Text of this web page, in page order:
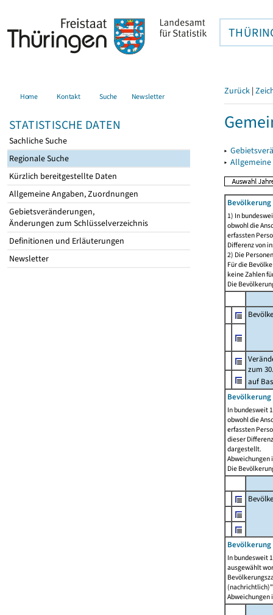
Home Kontakt Suche Newsletter
STATISTISCHE DATEN
Sachliche Suche
Regionale Suche
Kürzlich bereitgestellte Daten
Allgemeine Angaben, Zuordnungen
Gebietsveränderungen,
Änderungen zum Schlüsselverzeichnis
Definitionen und Erläuterungen
Newsletter
Zurück |
▸
▸
1) In
obwohl die
erfassten
Differenz von
2) Die
Für die
keine Zahlen
Die
zum
auf
Bevölkerung
In bundesweit
obwohl die
erfassten
dieser
dargestellt.
Abweichungen
Die
In bundesweit
ausgewählt
Abweichungen